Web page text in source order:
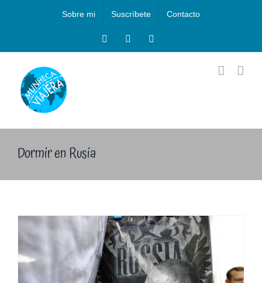
Sobre mi Suscríbete Contacto
FacebookInstagram
Dormir en Rusia